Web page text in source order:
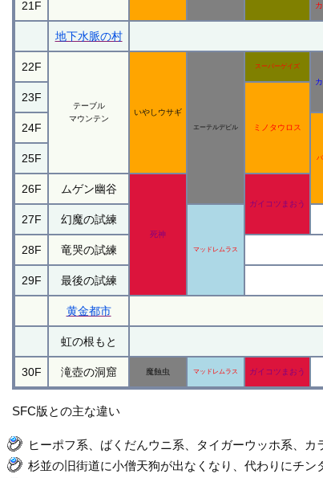
21F
地下水脈の村
22F
テーブル
マウンテン
いやしウサギ
エーテルデビル
スーパーゲイズ
23F
ミノタウロス
24F
25F
26F ムゲン幽谷
死神
ガイコツまおう
27F 幻魔の試練
マッドレムラス
28F 竜哭の試練
29F 最後の試練
黄金都市
虹の根もと
30F 滝壺の洞窟 魔蝕虫 マッドレムラス ガイコツまおう
SFC版との主な違い
ヒーポフ系、ばくだんウニ系、タイガーウッホ系、カ
杉並の旧街道に小僧天狗が出なくなり、代わりにチン